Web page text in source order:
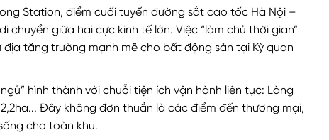
Station, điểm cuối tuyến đường sắt cao tốc Hà Nội –
giữa hai cực kinh tế lớn. Việc “làm chủ thời gian”
tăng trưởng mạnh mẽ cho bất động sản tại Kỳ quan
hình thành với chuỗi tiện ích vận hành liên tục: Làng
Đây không đơn thuần là các điểm đến thương mại,
cho toàn khu.